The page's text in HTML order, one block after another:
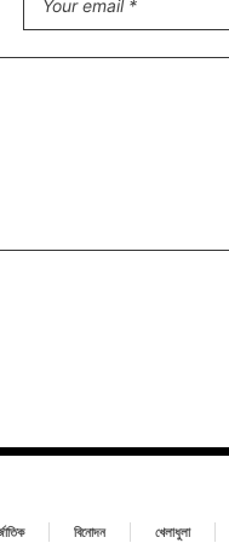
বিনোদন খেলাধুলা